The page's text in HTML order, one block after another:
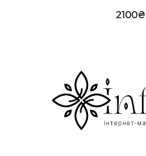
2100₴